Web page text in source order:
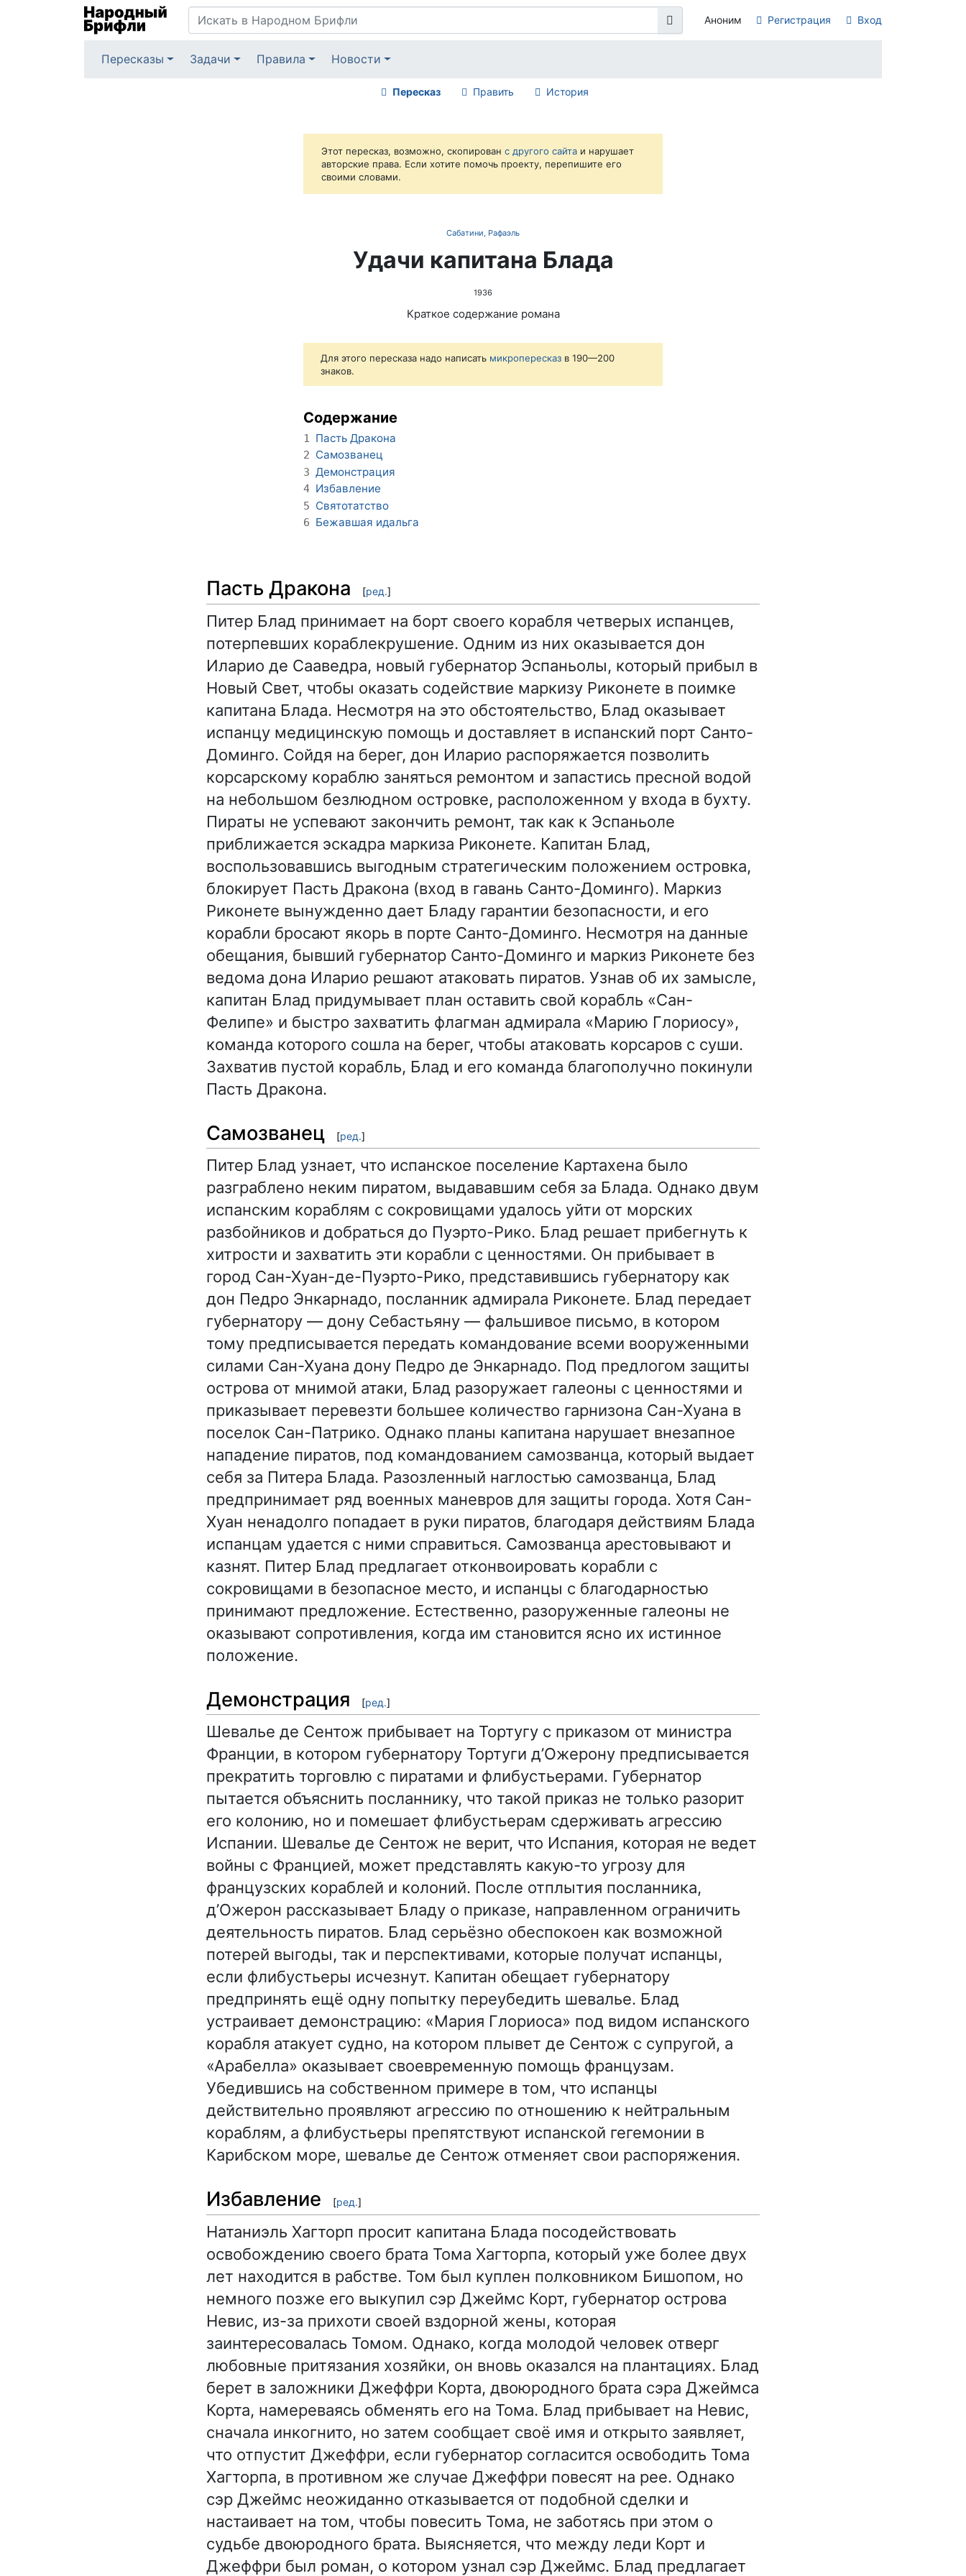
Аноним Регистрация Вход
Пересказы Задачи Правила Новости
Пересказ Править История
Этот пересказ, возможно, скопирован с другого сайта и нарушает
авторские права. Если хотите помочь проекту, перепишите его
своими словами.
Сабатини, Рафаэль
Удачи капитана Блада
1936
Краткое содержание романа
Для этого пересказа надо написать микропересказ в 190—200
знаков.
Содержание
1 Пасть Дракона
2 Самозванец
3 Демонстрация
4 Избавление
5 Святотатство
6 Бежавшая идальга
Пасть Дракона [ред.]
Питер Блад принимает на борт своего корабля четверых испанцев,
потерпевших кораблекрушение. Одним из них оказывается дон
Иларио де Сааведра, новый губернатор Эспаньолы, который прибыл в
Новый Свет, чтобы оказать содействие маркизу Риконете в поимке
капитана Блада. Несмотря на это обстоятельство, Блад оказывает
испанцу медицинскую помощь и доставляет в испанский порт Санто-
Доминго. Сойдя на берег, дон Иларио распоряжается позволить
корсарскому кораблю заняться ремонтом и запастись пресной водой
на небольшом безлюдном островке, расположенном у входа в бухту.
Пираты не успевают закончить ремонт, так как к Эспаньоле
приближается эскадра маркиза Риконете. Капитан Блад,
воспользовавшись выгодным стратегическим положением островка,
блокирует Пасть Дракона (вход в гавань Санто-Доминго). Маркиз
Риконете вынужденно дает Бладу гарантии безопасности, и его
корабли бросают якорь в порте Санто-Доминго. Несмотря на данные
обещания, бывший губернатор Санто-Доминго и маркиз Риконете без
ведома дона Иларио решают атаковать пиратов. Узнав об их замысле,
капитан Блад придумывает план оставить свой корабль «Сан-
Фелипе» и быстро захватить флагман адмирала «Марию Глориосу»,
команда которого сошла на берег, чтобы атаковать корсаров с суши.
Захватив пустой корабль, Блад и его команда благополучно покинули
Пасть Дракона.
Самозванец [ред.]
Питер Блад узнает, что испанское поселение Картахена было
разграблено неким пиратом, выдававшим себя за Блада. Однако двум
испанским кораблям с сокровищами удалось уйти от морских
разбойников и добраться до Пуэрто-Рико. Блад решает прибегнуть к
хитрости и захватить эти корабли с ценностями. Он прибывает в
город Сан-Хуан-де-Пуэрто-Рико, представившись губернатору как
дон Педро Энкарнадо, посланник адмирала Риконете. Блад передает
губернатору — дону Себастьяну — фальшивое письмо, в котором
тому предписывается передать командование всеми вооруженными
силами Сан-Хуана дону Педро де Энкарнадо. Под предлогом защиты
острова от мнимой атаки, Блад разоружает галеоны с ценностями и
приказывает перевезти большее количество гарнизона Сан-Хуана в
поселок Сан-Патрико. Однако планы капитана нарушает внезапное
нападение пиратов, под командованием самозванца, который выдает
себя за Питера Блада. Разозленный наглостью самозванца, Блад
предпринимает ряд военных маневров для защиты города. Хотя Сан-
Хуан ненадолго попадает в руки пиратов, благодаря действиям Блада
испанцам удается с ними справиться. Самозванца арестовывают и
казнят. Питер Блад предлагает отконвоировать корабли с
сокровищами в безопасное место, и испанцы с благодарностью
принимают предложение. Естественно, разоруженные галеоны не
оказывают сопротивления, когда им становится ясно их истинное
положение.
Демонстрация [ред.]
Шевалье де Сентож прибывает на Тортугу с приказом от министра
Франции, в котором губернатору Тортуги д’Ожерону предписывается
прекратить торговлю с пиратами и флибустьерами. Губернатор
пытается объяснить посланнику, что такой приказ не только разорит
его колонию, но и помешает флибустьерам сдерживать агрессию
Испании. Шевалье де Сентож не верит, что Испания, которая не ведет
войны с Францией, может представлять какую-то угрозу для
французских кораблей и колоний. После отплытия посланника,
д’Ожерон рассказывает Бладу о приказе, направленном ограничить
деятельность пиратов. Блад серьёзно обеспокоен как возможной
потерей выгоды, так и перспективами, которые получат испанцы,
если флибустьеры исчезнут. Капитан обещает губернатору
предпринять ещё одну попытку переубедить шевалье. Блад
устраивает демонстрацию: «Мария Глориоса» под видом испанского
корабля атакует судно, на котором плывет де Сентож с супругой, а
«Арабелла» оказывает своевременную помощь французам.
Убедившись на собственном примере в том, что испанцы
действительно проявляют агрессию по отношению к нейтральным
кораблям, а флибустьеры препятствуют испанской гегемонии в
Карибском море, шевалье де Сентож отменяет свои распоряжения.
Избавление [ред.]
Натаниэль Хагторп просит капитана Блада посодействовать
освобождению своего брата Тома Хагторпа, который уже более двух
лет находится в рабстве. Том был куплен полковником Бишопом, но
немного позже его выкупил сэр Джеймс Корт, губернатор острова
Невис, из-за прихоти своей вздорной жены, которая
заинтересовалась Томом. Однако, когда молодой человек отверг
любовные притязания хозяйки, он вновь оказался на плантациях. Блад
берет в заложники Джеффри Корта, двоюродного брата сэра Джеймса
Корта, намереваясь обменять его на Тома. Блад прибывает на Невис,
сначала инкогнито, но затем сообщает своё имя и открыто заявляет,
что отпустит Джеффри, если губернатор согласится освободить Тома
Хагторпа, в противном же случае Джеффри повесят на рее. Однако
сэр Джеймс неожиданно отказывается от подобной сделки и
настаивает на том, чтобы повесить Тома, не заботясь при этом о
судьбе двоюродного брата. Выясняется, что между леди Корт и
Джеффри был роман, о котором узнал сэр Джеймс. Блад предлагает